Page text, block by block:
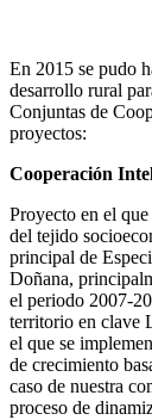
En 2015 se pudo
desarrollo rural
Conjuntas de
proyectos:
Cooperación
Proyecto en el
del tejido
principal de
Doñana,
el periodo 2007-
territorio en clave
el que se
de crecimiento
caso de nuestra
proceso de